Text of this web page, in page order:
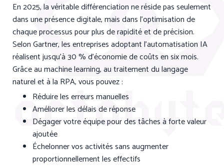
En 2025, la véritable différenciation ne réside pas seulement
dans une présence digitale, mais dans l’optimisation de
chaque processus pour plus de rapidité et de précision.
Selon Gartner, les entreprises adoptant l’automatisation IA
réalisent jusqu’à 30 % d’économie de coûts en six mois.
Grâce au machine learning, au traitement du langage
naturel et à la RPA, vous pouvez :
Réduire les erreurs manuelles
Améliorer les délais de réponse
Dégager votre équipe pour des tâches à forte valeur
ajoutée
Échelonner vos activités sans augmenter
proportionnellement les effectifs